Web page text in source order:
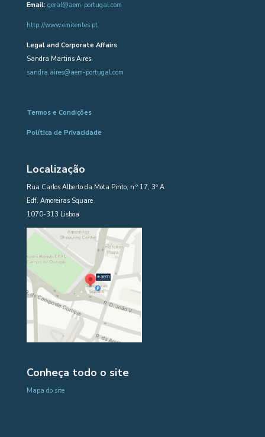
Email: geral@aem-portugal.com
http://www.emitentes.pt
Legal and Corporate Affairs
Sandra Martins Aires
sandra.aires@aem-portugal.com
Termos e Condições
Política de Privacidade
Localização
Rua Carlos Alberto da Mota Pinto, n.º 17, 3º A
Edf. Amoreiras Square
1070-313 Lisboa
Conheça todo o site
Mapa do site